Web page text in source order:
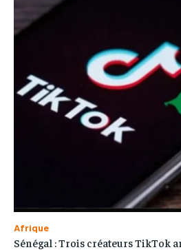
Afrique
Sénégal : Trois créateurs TikTok